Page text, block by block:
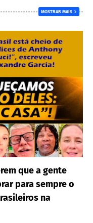
MOSTRAR MAIS
que a gente
para sempre o
na